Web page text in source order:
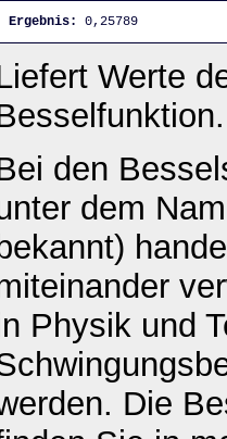
Ergebnis: 0,25789
Werte
den
dem
Physik und
Die